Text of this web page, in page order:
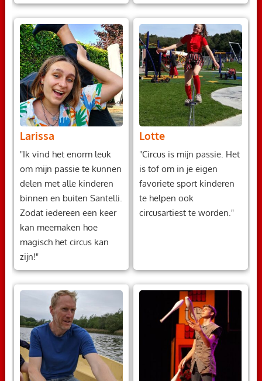
Larissa
"Ik vind het enorm leuk
om mijn passie te kunnen
delen met alle kinderen
binnen en buiten Santelli.
Zodat iedereen een keer
kan meemaken hoe
magisch het circus kan
zijn!"
Lotte
"Circus is mijn passie. Het
is tof om in je eigen
favoriete sport kinderen
te helpen ook
circusartiest te worden."